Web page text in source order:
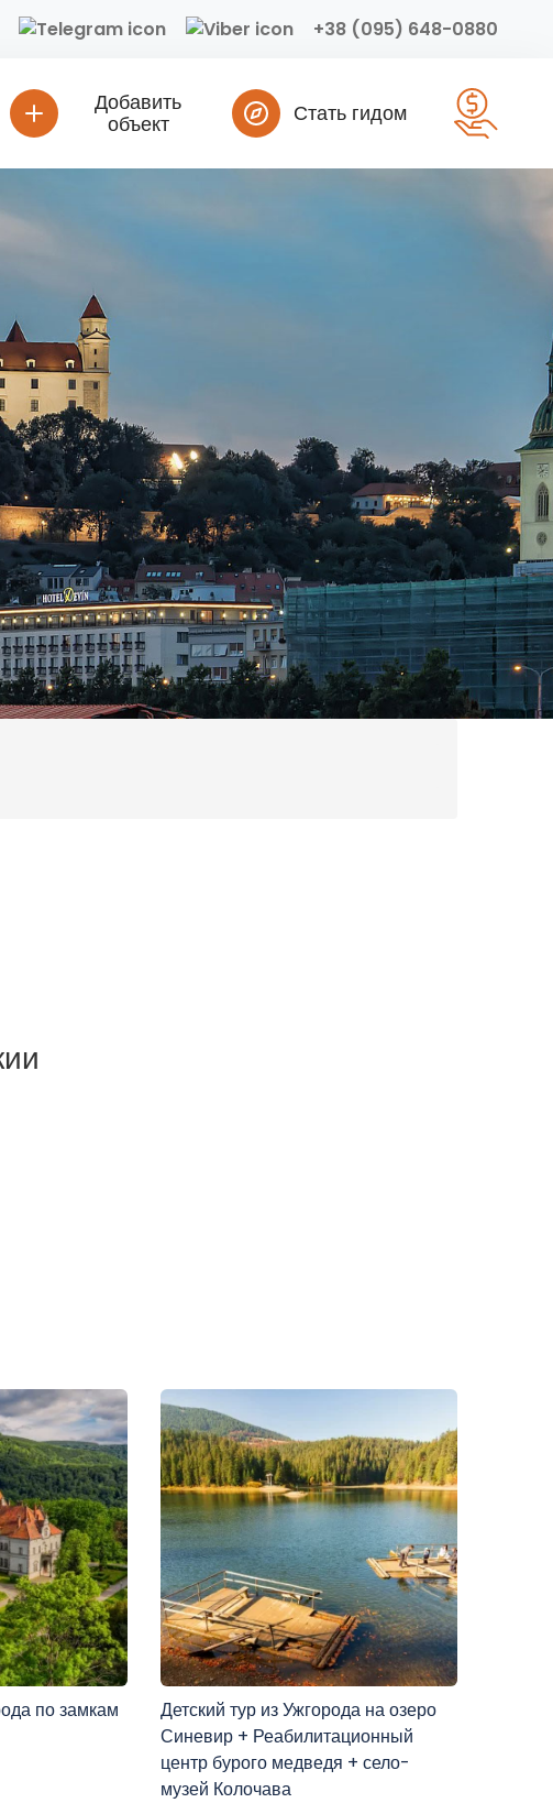
+38 (095) 648-0880
Добавить
объект
Стать гидом
по замкам
Детский тур из Ужгорода на озеро
Синевир + Реабилитационный
центр бурого медведя + село-
музей Колочава